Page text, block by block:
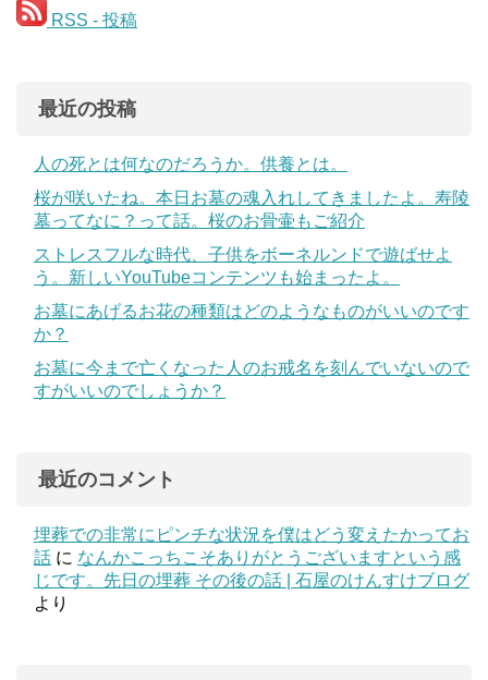
RSS - 投稿
最近の投稿
人の死とは何なのだろうか。供養とは。
桜が咲いたね。本日お墓の魂入れしてきましたよ。寿陵
墓ってなに？って話。桜のお骨壷もご紹介
ストレスフルな時代、子供をボーネルンドで遊ばせよ
う。新しいYouTubeコンテンツも始まったよ。
お墓にあげるお花の種類はどのようなものがいいのです
か？
お墓に今まで亡くなった人のお戒名を刻んでいないので
すがいいのでしょうか？
最近のコメント
埋葬での非常にピンチな状況を僕はどう変えたかってお
話 に なんかこっちこそありがとうございますという感
じです。先日の埋葬 その後の話 | 石屋のけんすけブログ
より